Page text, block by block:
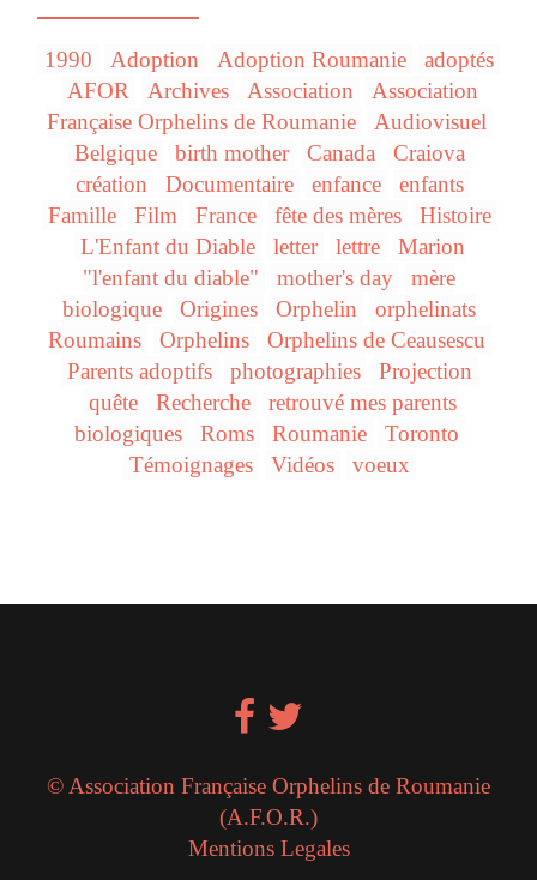
1990 Adoption Adoption Roumanie
adoptés
AFOR
Archives Association
Association
Française Orphelins de Roumanie
Audiovisuel
Belgique
birth mother Canada
Craiova
création
Documentaire enfance
enfants
Famille
Film France fête des mères
Histoire
L'Enfant du Diable
letter lettre
Marion
"l'enfant du diable"
mother's day
mère
biologique
Origines Orphelin
orphelinats
Roumains
Orphelins
Orphelins de Ceausescu
Parents adoptifs
photographies
Projection
quête
Recherche
retrouvé mes parents
biologiques
Roms Roumanie
Toronto
Témoignages
Vidéos voeux
© Association Française Orphelins de Roumanie
(A.F.O.R.)
Mentions Legales